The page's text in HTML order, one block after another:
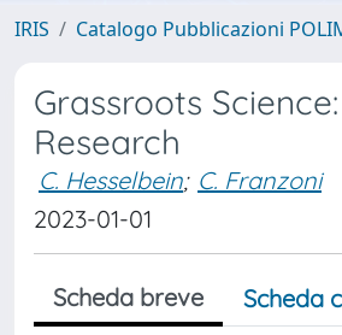
IRIS Catalogo Pubblicazioni
Grassroots
Research
C. Hesselbein; C. Franzoni
2023-01-01
Scheda breve Scheda